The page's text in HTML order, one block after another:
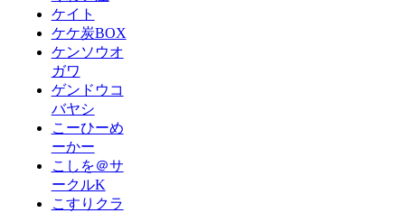
ケイト
ケケ炭BOX
ケンソウオ
ガワ
ゲンドウコ
バヤシ
こーひーめ
ーかー
こしを＠サ
ークルK
こすりクラ